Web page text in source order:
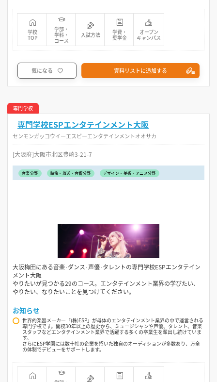
学校
TOP
学部・
学科・
コース
入試方法
学費・
奨学金
オープン
キャンパス
気になる 資料リストに追加する
専門学校
専門学校ESPエンタテインメント大阪
センモンガッコウイーエスピーエンタテインメントオオサカ
[大阪府]大阪市北区豊崎3-21-7
音楽分野 映像・放送・音響分野 デザイン・美術・アニメ分野
大阪梅田にある音楽･ダンス･声優･タレントの専門学校ESPエンタテイン
メント大阪
やりたいが見つかる29のコース。エンタテインメント業界の学びたい、
やりたい、なりたいことを見つけてください。
お知らせ
世界的楽器メーカー「(株)ESP」が母体のエンタテインメント業界の中で運営される
専門学校です。開校30年以上の歴史から、ミュージシャンや声優、タレント、音楽
スタッフなどエンタテインメント業界で活躍する多くの卒業生を輩出し続けていま
す。
さらにESP学園には数十社の企業を招いた独自のオーディションが多数あり、万全
の体制でデビューをサポートします。